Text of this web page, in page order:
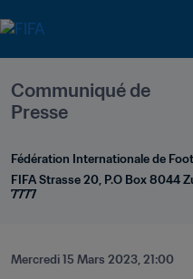
Communiqué de
Presse
Fédération Internationale de
FIFA Strasse 20, P.O Box 8044
7777
Mercredi 15 Mars 2023, 21:00